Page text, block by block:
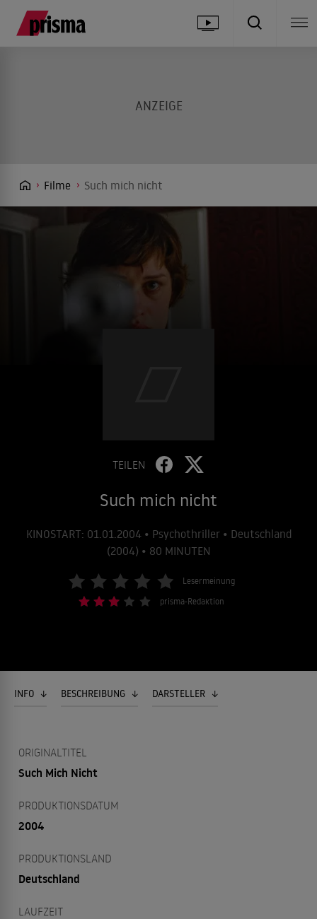
Filme Such mich nicht
TEILEN
Such mich nicht
KINOSTART: 01.01.2004 • Psychothriller • Deutschland
(2004) • 80 MINUTEN
Lesermeinung
prisma-Redaktion
INFO BESCHREIBUNG DARSTELLER
ORIGINALTITEL
Such Mich Nicht
PRODUKTIONSDATUM
2004
PRODUKTIONSLAND
Deutschland
LAUFZEIT